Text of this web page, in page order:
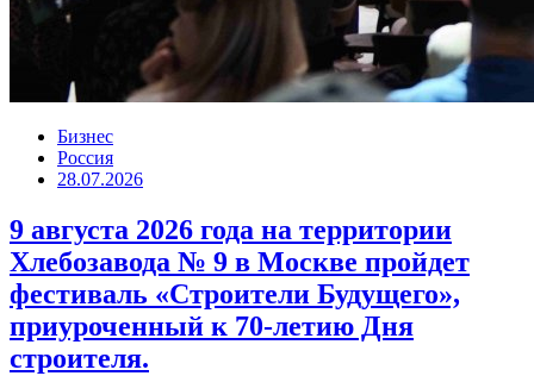
Бизнес
Россия
28.07.2026
9 августа 2026 года на территории
Хлебозавода № 9 в Москве пройдет
фестиваль «Строители Будущего»,
приуроченный к 70-летию Дня
строителя.